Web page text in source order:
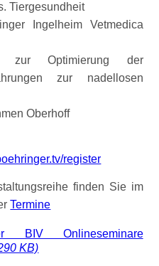
Tiergesundheit
Ingelheim Vetmedica
zur Optimierung der
zur nadellosen
Oberhoff
register
finden Sie im
Termine
BIV Onlineseminare
KB)